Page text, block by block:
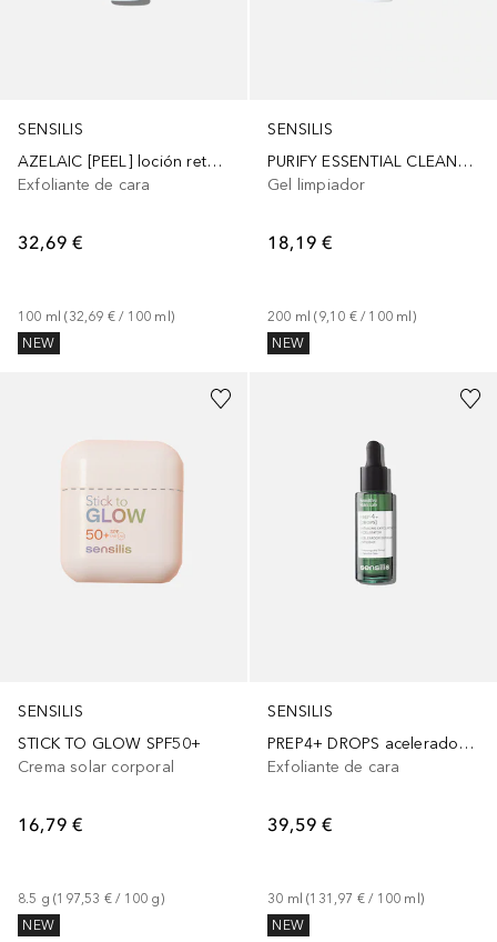
SENSILIS
AZELAIC [PEEL] loción retexturizante
Exfoliante de cara
32,69 €
100 ml (32,69 € / 100 ml )
NEW
SENSILIS
PURIFY ESSENTIAL CLEANSER gel limpiador
Gel limpiador
18,19 €
200 ml (9,10 € / 100 ml )
NEW
SENSILIS
STICK TO GLOW SPF50+
Crema solar corporal
16,79 €
8.5 g (197,53 € / 100 g)
NEW
SENSILIS
PREP4+ DROPS acelerador exfoliante antiedad
Exfoliante de cara
39,59 €
30 ml (131,97 € / 100 ml )
NEW